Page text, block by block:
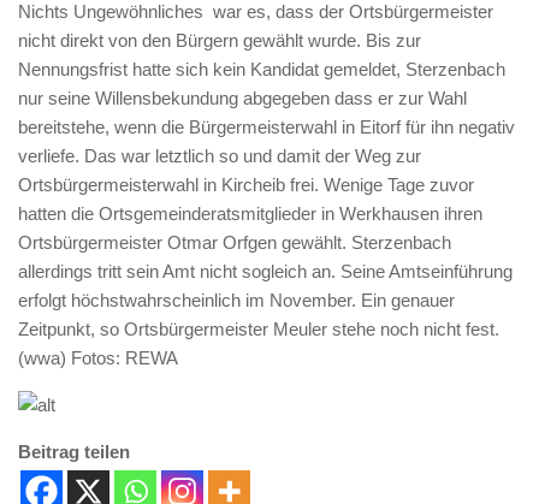
Nichts Ungewöhnliches war es, dass der Ortsbürgermeister
nicht direkt von den Bürgern gewählt wurde. Bis zur
Nennungsfrist hatte sich kein Kandidat gemeldet, Sterzenbach
nur seine Willensbekundung abgegeben dass er zur Wahl
bereitstehe, wenn die Bürgermeisterwahl in Eitorf für ihn negativ
verliefe. Das war letztlich so und damit der Weg zur
Ortsbürgermeisterwahl in Kircheib frei. Wenige Tage zuvor
hatten die Ortsgemeinderatsmitglieder in Werkhausen ihren
Ortsbürgermeister Otmar Orfgen gewählt. Sterzenbach
allerdings tritt sein Amt nicht sogleich an. Seine Amtseinführung
erfolgt höchstwahrscheinlich im November. Ein genauer
Zeitpunkt, so Ortsbürgermeister Meuler stehe noch nicht fest.
(wwa) Fotos: REWA
Beitrag teilen